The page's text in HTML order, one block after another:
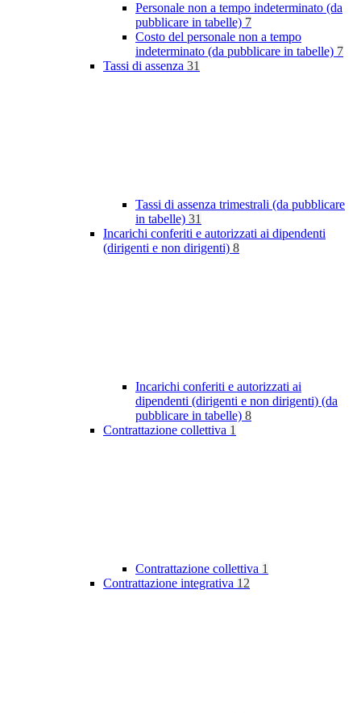
Personale non a tempo indeterminato (da
pubblicare in tabelle) 7
Costo del personale non a tempo
indeterminato (da pubblicare in tabelle) 7
Tassi di assenza 31
Tassi di assenza trimestrali (da pubblicare
in tabelle) 31
Incarichi conferiti e autorizzati ai dipendenti
(dirigenti e non dirigenti) 8
Incarichi conferiti e autorizzati ai
dipendenti (dirigenti e non dirigenti) (da
pubblicare in tabelle) 8
Contrattazione collettiva 1
Contrattazione collettiva 1
Contrattazione integrativa 12